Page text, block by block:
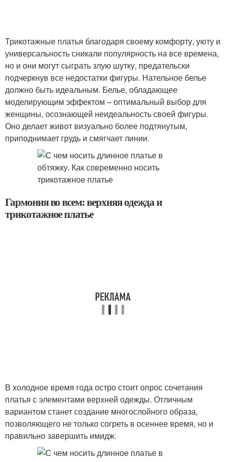
Трикотажные платья благодаря своему комфорту, уюту и
универсальность сникали популярность на все времена,
но и они могут сыграть злую шутку, предательски
подчеркнув все недостатки фигуры. Нательное белье
должно быть идеальным. Белье, обладающее
моделирующим эффектом – оптимальный выбор для
женщины, осознающей неидеальность своей фигуры.
Оно делает живот визуально более подтянутым,
приподнимает грудь и смягчает линии.
Гармония во всем: верхняя одежда и
трикотажное платье
В холодное время года остро стоит опрос сочетания
платья с элементами верхней одежды. Отличным
вариантом станет создание многослойного образа,
позволяющего не только согреть в осеннее время, но и
правильно завершить имидж.